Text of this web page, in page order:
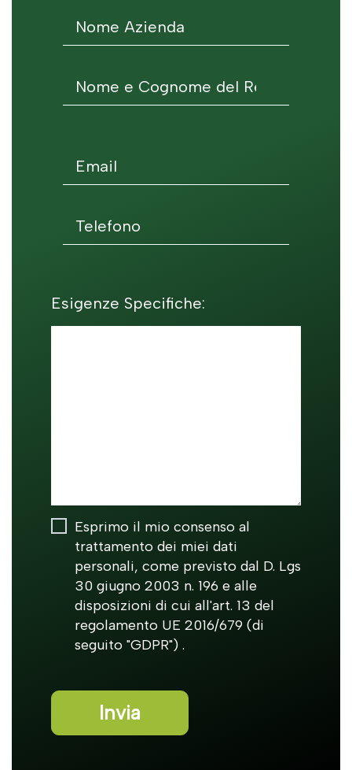
Esigenze Specifiche:
Esprimo il mio consenso al
trattamento dei miei dati
personali, come previsto dal D. Lgs
30 giugno 2003 n. 196 e alle
disposizioni di cui all'art. 13 del
regolamento UE 2016/679 (di
seguito "GDPR") .